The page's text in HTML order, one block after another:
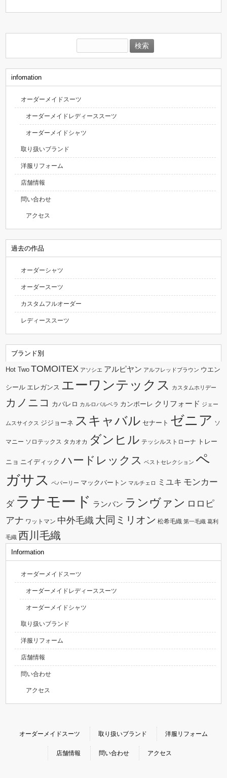
索:
infomation
オーダーメイドスーツ
オーダーメイドレディーススーツ
オーダーメイドシャツ
取り扱いブランド
洋服リフォーム
店舗情報
問い合わせ
アクセス
過去の作品
オーダーシャツ
オーダースーツ
カスタムフルオーダー
レディーススーツ
ブランド別
Hot Two TOMOITEX アソシエ アルピヤン アルフレッドブラウン ウエン
シール エレガンス エーワンテックス カスタムホリデー
カノニコ カバレロ カルロバルベラ カンポーレ クリフォード ジェー
ムスサイクス ジジョーネ スキャバル セナート ゼニア ソ
マニー ソロテックス タカオカ ダンヒル テッシルストローナ トレー
ニョ ニイディック ハードレックス ベストセレクション ペ
ガサス
ペパーリー マックバートン マルチェロ ミユキ モンカー
ダ ラナモード ランバン ランヴァン ロロピ
アナ ワットマン 中外毛織大同ミリオン 松希毛織 第一毛織 葛利
毛織 西川毛織
Information
オーダーメイドスーツ
オーダーメイドレディーススーツ
オーダーメイドシャツ
取り扱いブランド
洋服リフォーム
店舗情報
問い合わせ
アクセス
オーダーメイドスーツ 取り扱いブランド 洋服リフォーム
店舗情報 問い合わせ アクセス